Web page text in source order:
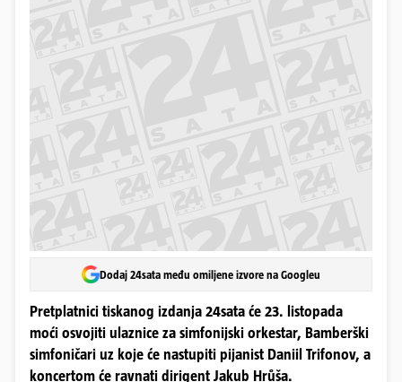
Dodaj 24sata među omiljene izvore na Googleu
Pretplatnici tiskanog izdanja 24sata će 23. listopada
moći osvojiti ulaznice za simfonijski orkestar, Bamberški
simfoničari uz koje će nastupiti pijanist Daniil Trifonov, a
koncertom će ravnati dirigent Jakub Hrůša.